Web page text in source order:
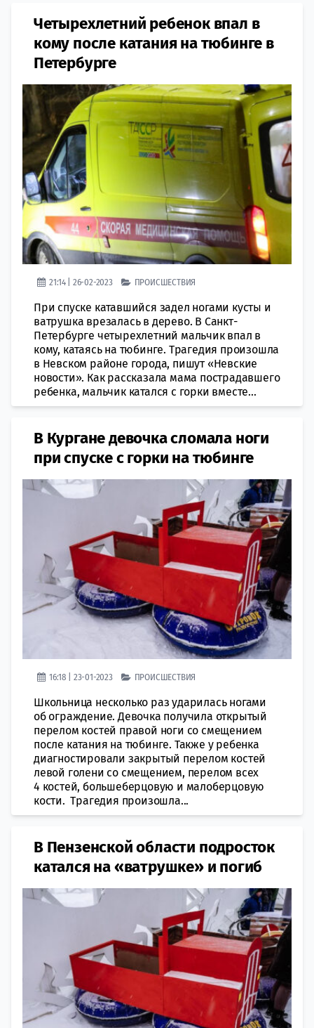
Четырехлетний ребенок впал в
кому после катания на тюбинге в
Петербурге
21:14 | 26-02-2023 ПРОИСШЕСТВИЯ
При спуске катавшийся задел ногами кусты и
ватрушка врезалась в дерево. В Санкт-
Петербурге четырехлетний мальчик впал в
кому, катаясь на тюбинге. Трагедия произошла
в Невском районе города, пишут «Невские
новости». Как рассказала мама пострадавшего
ребенка, мальчик катался с горки вместе...
В Кургане девочка сломала ноги
при спуске с горки на тюбинге
16:18 | 23-01-2023 ПРОИСШЕСТВИЯ
Школьница несколько раз ударилась ногами
об ограждение. Девочка получила открытый
перелом костей правой ноги со смещением
после катания на тюбинге. Также у ребенка
диагностировали закрытый перелом костей
левой голени со смещением, перелом всех
4 костей, большеберцовую и малоберцовую
кости. Трагедия произошла...
В Пензенской области подросток
катался на «ватрушке» и погиб